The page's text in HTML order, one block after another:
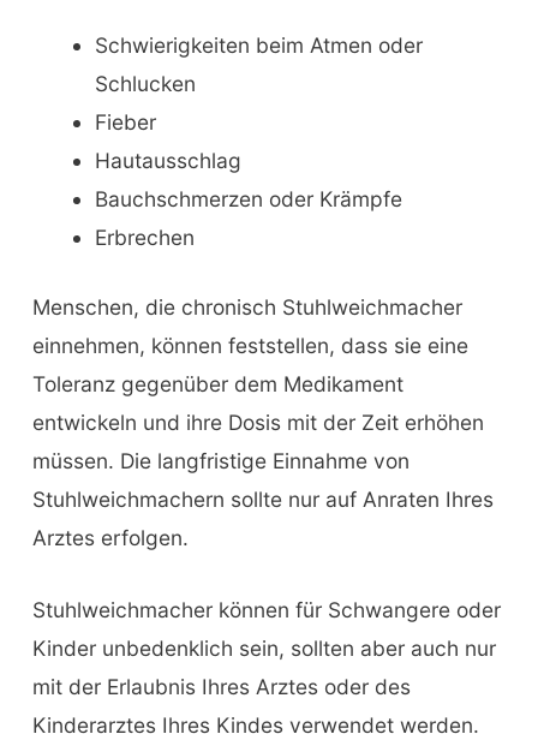
Schwierigkeiten beim Atmen oder
Schlucken
Fieber
Hautausschlag
Bauchschmerzen oder Krämpfe
Erbrechen
Menschen, die chronisch Stuhlweichmacher
einnehmen, können feststellen, dass sie eine
Toleranz gegenüber dem Medikament
entwickeln und ihre Dosis mit der Zeit erhöhen
müssen. Die langfristige Einnahme von
Stuhlweichmachern sollte nur auf Anraten Ihres
Arztes erfolgen.
Stuhlweichmacher können für Schwangere oder
Kinder unbedenklich sein, sollten aber auch nur
mit der Erlaubnis Ihres Arztes oder des
Kinderarztes Ihres Kindes verwendet werden.